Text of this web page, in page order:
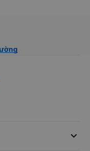
keyboard_arrow_down